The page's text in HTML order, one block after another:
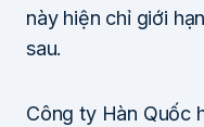
này hiện chỉ giới
sau.
Công ty Hàn Quốc